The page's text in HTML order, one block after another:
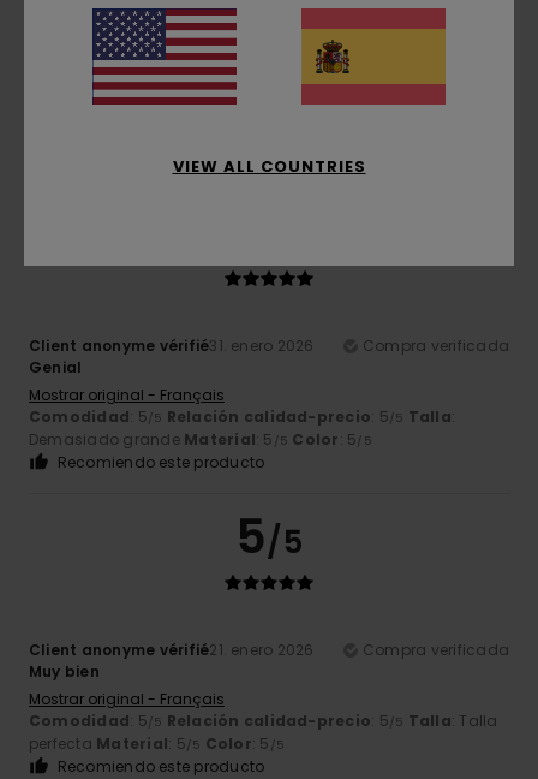
Client anonyme vérifié11. marzo 2026
Precio y calidad
Mostrar original - Français
Recomiendo este producto
Client anonyme vérifié31. enero 2026
Compra verificada
Genial
Mostrar original - Français
Comodidad: 5/5 Relación calidad-precio: 5/5 Talla:
Demasiado grande Material: 5 /5 Color: 5/5
Recomiendo este producto
5/5
Client anonyme vérifié21. enero 2026
Compra verificada
Muy bien
Mostrar original - Français
Comodidad: 5/5 Relación calidad-precio: 5/5 Talla: Talla
perfecta Material: 5/5 Color: 5 /5
Recomiendo este producto
VIEW ALL COUNTRIES